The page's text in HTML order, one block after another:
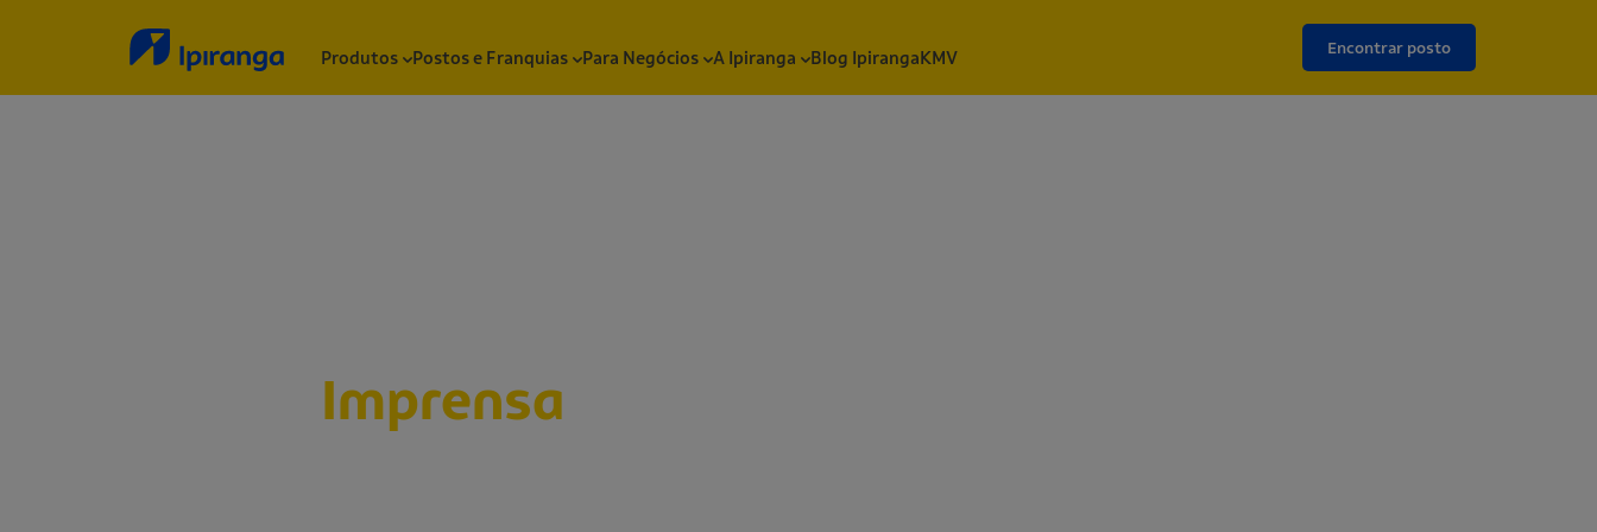
Produtos Postos e Franquias Para Negócios A Ipiranga Blog IpirangaKMV Encontrar posto
Imprensa